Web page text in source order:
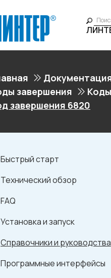
завершения
завершения 6820
Быстрый старт
Технический обзор
FAQ
Установка и запуск
Справочники и руководства
Программные интерфейсы